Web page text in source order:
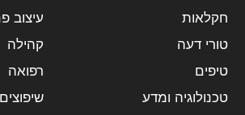
חקלאות
טורי דעה
טיפים
טכנולוגיה ומדע
עיצוב
קהילה
רפואה
שיפוצים